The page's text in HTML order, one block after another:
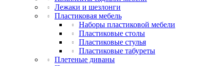
Лежаки и шезлонги
Пластиковая мебель
Наборы пластиковой мебели
Пластиковые столы
Пластиковые стулья
Пластиковые табуреты
Плетеные диваны